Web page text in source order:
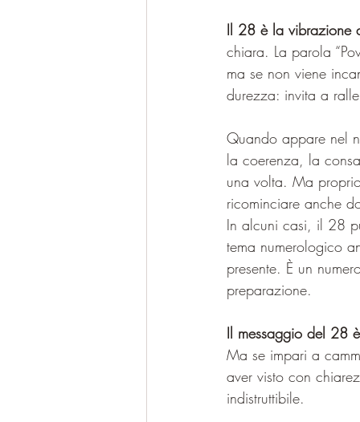
Il 28 è la vibrazione
chiara. La parola
ma se non viene
durezza: invita a
Quando appare nel
la coerenza, la
una volta. Ma
ricominciare anche
In alcuni casi, il 28
tema numerologico
presente. È un
preparazione.
Il messaggio del 28
Ma se impari a
aver visto con
indistruttibile.